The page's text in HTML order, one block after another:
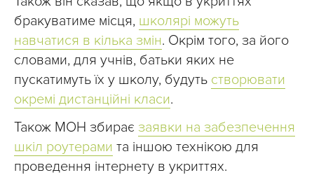
бракуватиме місця, школярі можуть
навчатися в кілька змін. Окрім того, за його
словами, для учнів, батьки яких не
пускатимуть їх у школу, будуть створювати
окремі дистанційні класи.
Також МОН збирає заявки на забезпечення
шкіл роутерами та іншою технікою для
проведення інтернету в укриттях.